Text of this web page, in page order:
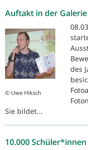
Auftakt in der
© Uwe Hiksch
des
Sie bildet...
10.000